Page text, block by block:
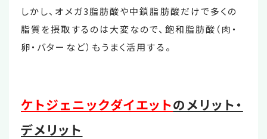
しかし、オメガ3脂肪酸や中鎖脂肪酸だけで多くの
脂質を摂取するのは大変なので、飽和脂肪酸（肉・
卵・バターなど）もうまく活用する。
ケトジェニックダイエットのメリット・
デメリット